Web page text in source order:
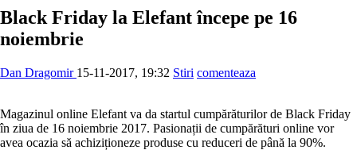
Black Friday la Elefant începe pe 16
noiembrie
Dan Dragomir 15-11-2017, 19:32 Stiri comenteaza
Magazinul online Elefant va da startul cumpărăturilor de Black Friday
în ziua de 16 noiembrie 2017. Pasionații de cumpărături online vor
avea ocazia să achiziționeze produse cu reduceri de până la 90%.